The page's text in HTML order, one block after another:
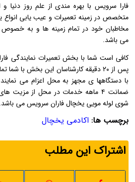
فارا سرویس با بهره مندی از علم روز دنیا
متخصص در زمینه تعمیرات و عیب یابی
مخاطبان خود در تمام زمینه ها و به
می باشد.
کافی است شما با بخش تعمیرات نمایندگی
پس از ۲۰ دقیقه کارشناسان این بخش با
با دستگاهها ی مجهز به محل اعزام می
ضمانت ۴ ماهه خدمات در محل از
شوی لوله مویی یخچال فاران سرویس می باشد.
برچسب ها: اکادمی یخچال
اشتراک این مطلب